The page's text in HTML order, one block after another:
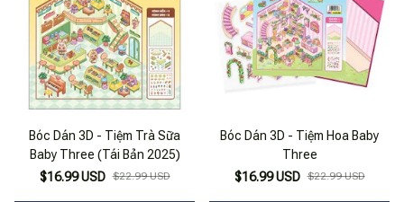
Bóc Dán 3D - Tiệm Trà Sữa
Baby Three (Tái Bản 2025)
$16.99 USD $22.99 USD
Bóc Dán 3D - Tiệm Hoa Baby
Three
$16.99 USD $22.99 USD